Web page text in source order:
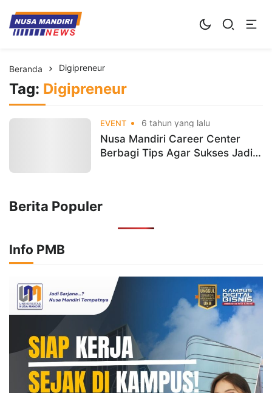
Kampus Digital Bisnis
Universitas Nusa Mandiri
Beranda Digipreneur
Tag: Digipreneur
EVENT 6 tahun yang lalu
Nusa Mandiri Career Center
Berbagi Tips Agar Sukses Jadi
Berita Populer
Info PMB